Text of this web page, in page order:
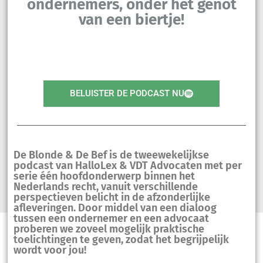
ondernemers, onder het genot
van een biertje!
BELUISTER DE PODCAST NU
De Blonde & De Bef is de tweewekelijkse
podcast van HalloLex & VDT Advocaten met per
serie één hoofdonderwerp binnen het
Nederlands recht, vanuit verschillende
perspectieven belicht in de afzonderlijke
afleveringen. Door middel van een dialoog
tussen een ondernemer en een advocaat
proberen we zoveel mogelijk praktische
toelichtingen te geven, zodat het begrijpelijk
wordt voor jou!